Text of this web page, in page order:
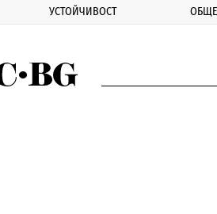
УСТОЙЧИВОСТ